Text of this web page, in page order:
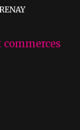
commerces